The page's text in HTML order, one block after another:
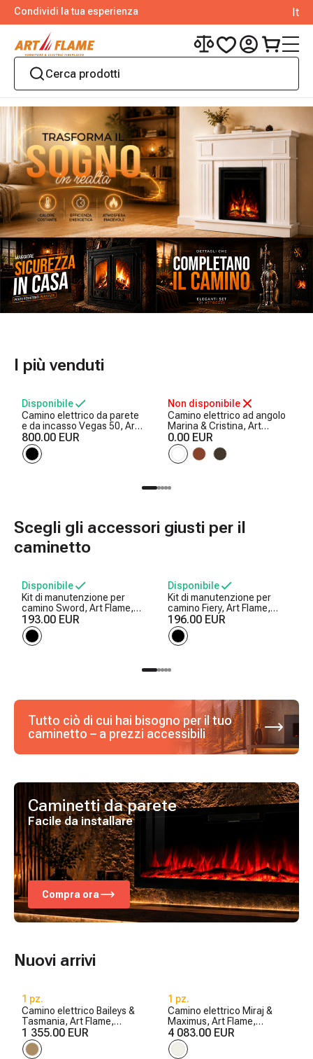
Condividi la tua esperienza It
I più venduti
Disponibile
Camino elettrico da parete
e da incasso Vegas 50, Art
Flame, 457x1270x126 mm,
1500W, 10 colori di fiamma,
Termostato, Set di ceppi e
800.00 EUR
Non disponibile
Camino elettrico ad angolo
Marina & Cristina, Art
Flame, 1000x1000x500 mm,
2000W, 2 livelli di
riscaldamento, 5 livelli di
0.00 EUR
Scegli gli accessori giusti per il
caminetto
Disponibile
Kit di manutenzione per
camino Sword, Art Flame,
750x250x250 mm
193.00 EUR
Disponibile
Kit di manutenzione per
camino Fiery, Art Flame,
730x300x200 mm
196.00 EUR
Tutto ciò di cui hai bisogno per il tuo
caminetto – a prezzi accessibili
Caminetti da parete
Facile da installare
Compra ora
Nuovi arrivi
1 pz.
Camino elettrico Baileys &
Tasmania, Art Flame,
560x1700x270 mm, 1500W,
2 livelli di riscaldamento, 5
livelli di luminosita, Timer
1 355.00 EUR
1 pz.
Camino elettrico Miraj &
Maximus, Art Flame,
1250x1500x350 mm,
1500W, 3 colori di fiamma, 5
livelli di luminosita, Timer
4 083.00 EUR